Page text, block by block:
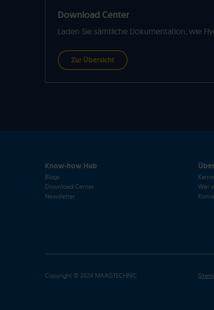
Download Center
Laden Sie sämtliche Dokumentation, wie
Zur Übersicht
Know-how Hub
Blogs
Download-Center
Newsletter
Wer
Copyright © 2024 MAAGTECHNIC